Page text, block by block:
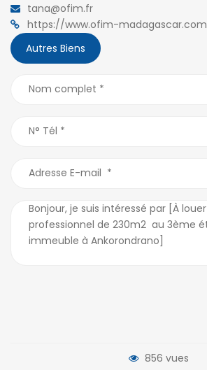
tana@ofim.fr
https://www.ofim-madagascar.com
Autres Biens
856 vues